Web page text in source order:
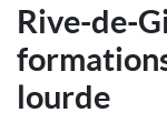
Rive-de-
lourde